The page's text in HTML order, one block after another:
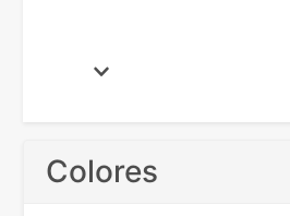
Colores